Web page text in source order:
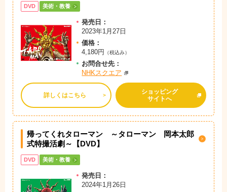
DVD 美術・教養
発売日：
2023年1月27日
価格：
4,180円
（税込み）
お問合せ先：
NHKスクエア
詳しくはこちら
ショッピング
サイトへ
帰ってくれタローマン ～タローマン 岡本太郎
式特撮活劇～【DVD】
DVD 美術・教養
発売日：
2024年1月26日